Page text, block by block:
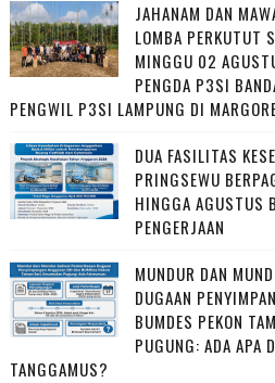
JAHANAM DAN
LOMBA PERKUTUT
MINGGU 02
PENGDA P3SI
PENGWIL P3SI LAMPUNG DI
DUA FASILITAS
PRINGSEWU
HINGGA AGUSTUS
PENGERJAAN
MUNDUR DAN
DUGAAN
BUMDES PEKON
PUGUNG: ADA APA
TANGGAMUS?